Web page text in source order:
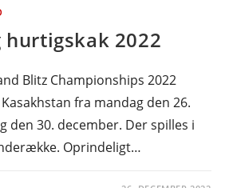
hurtigskak 2022
Blitz Championships 2022
fra mandag den 26.
den 30. december. Der spilles i
Oprindeligt…